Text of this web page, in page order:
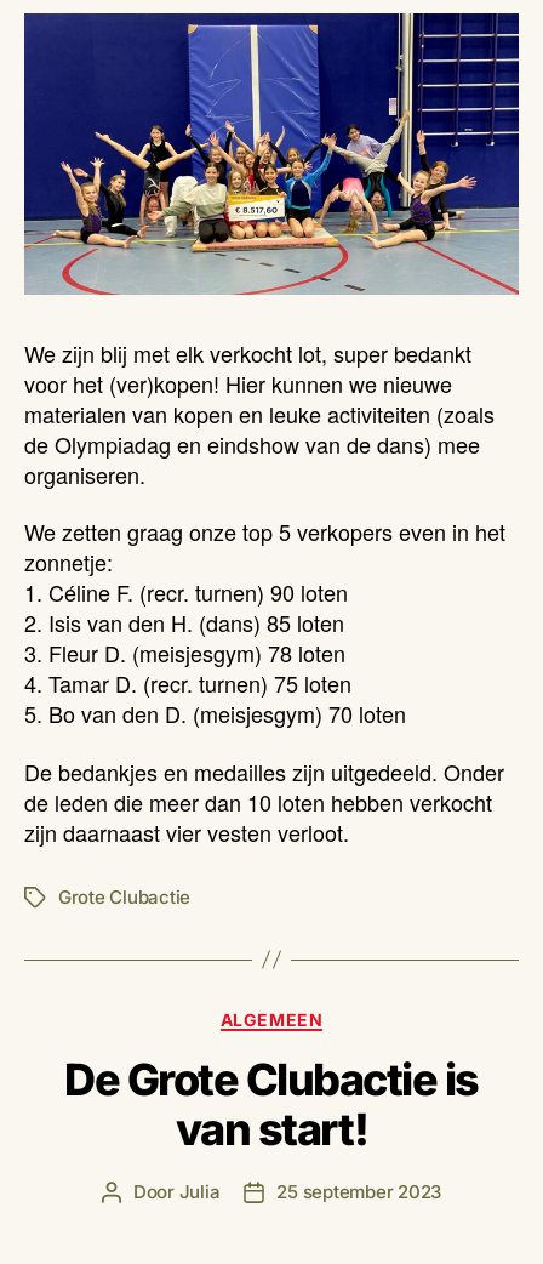
We zijn blij met elk verkocht lot, super bedankt
voor het (ver)kopen! Hier kunnen we nieuwe
materialen van kopen en leuke activiteiten (zoals
de Olympiadag en eindshow van de dans) mee
organiseren.
We zetten graag onze top 5 verkopers even in het
zonnetje:
1. Céline F. (recr. turnen) 90 loten
2. Isis van den H. (dans) 85 loten
3. Fleur D. (meisjesgym) 78 loten
4. Tamar D. (recr. turnen) 75 loten
5. Bo van den D. (meisjesgym) 70 loten
De bedankjes en medailles zijn uitgedeeld. Onder
de leden die meer dan 10 loten hebben verkocht
zijn daarnaast vier vesten verloot.
TagsGrote Clubactie
Categorieën
ALGEMEEN
De Grote Clubactie is
van start!
Berichtauteur
Door Julia Berichtdatum
25 september 2023